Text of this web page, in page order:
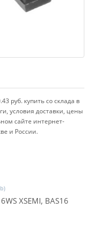
руб. купить со склада в
условия доставки, цены
сайте интернет-
и России.
XSEMI, BAS16